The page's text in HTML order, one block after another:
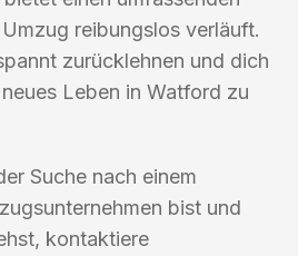
reibungslos verläuft.
zurücklehnen und dich
Leben in Watford zu
Suche nach einem
bist und
kontaktiere